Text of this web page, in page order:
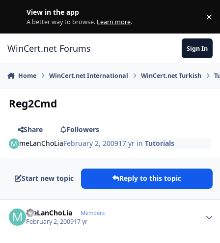
View in the app
A better way to browse. Learn more. ×
WinCert.net Forums Sign In
Home WinCert.net International WinCert.net Turkish
Reg2Cmd
Share
Followers
meLanChoLiaFebruary 2, 200917 yr inTutorials
Start new topic Reply to this topic
meLanChoLia Members
February 2, 200917 yr